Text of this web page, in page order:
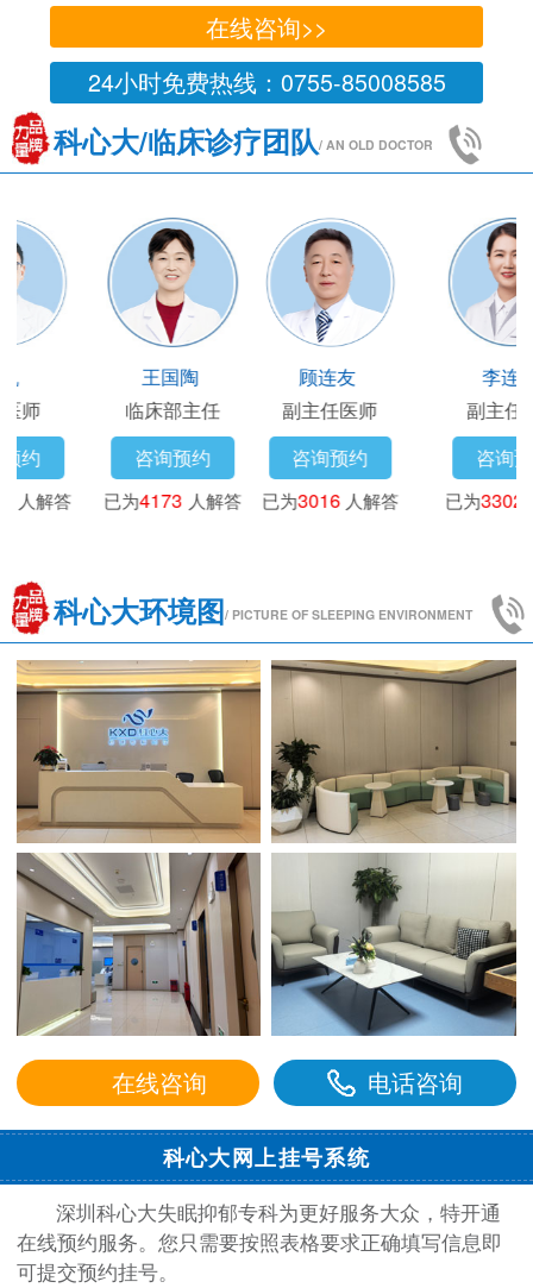
在线咨询>>
24小时免费热线：0755-85008585
科心大/临床诊疗团队/ AN OLD DOCTOR
主任医师
咨询预约
已为3718人解答
临床部主任
咨询预约
已为4173人解答
副主任医师
已为3016 人解答
科心大环境图/ PICTURE OF SLEEPING ENVIRONMENT
在线咨询 电话咨询
科心大网上挂号系统
深圳科心大失眠抑郁专科为更好服务大众，特开通
在线预约服务。您只需要按照表格要求正确填写信息即
可提交预约挂号。